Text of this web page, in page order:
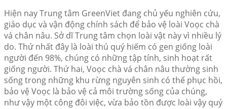
Hiện nay Trung tâm GreenViet đang chủ yếu nghiên cứu,
giáo dục và vận động chính sách để bảo vệ loài Voọc chà
vá chân nâu. Sở dĩ Trung tâm chọn loài vật này vì nhiều lý
do. Thứ nhất đây là loài thú quý hiếm có gen giống loài
người đến 98%, chúng có những tập tính, sinh hoạt rất
giống người. Thứ hai, Voọc chà vá chân nâu thường sinh
sống trong những khu rừng nguyên sinh có thể phục hồi,
bảo vệ Voọc là bảo vệ cả môi trường sống của chúng,
như vậy một công đôi việc, vừa bảo tồn được loài vậy quý